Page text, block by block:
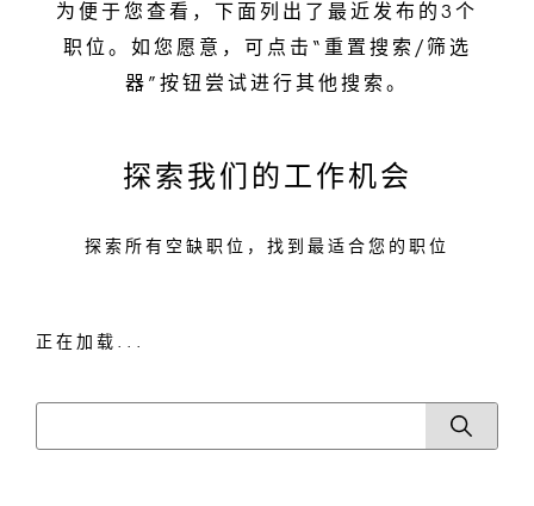
为便于您查看，下面列出了最近发布的3个
职位。如您愿意，可点击“重置搜索/筛选
器”按钮尝试进行其他搜索。
探索我们的工作机会
探索所有空缺职位，找到最适合您的职位
正在加载...